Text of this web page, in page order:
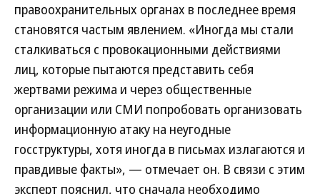
правоохранительных органах в последнее время
становятся частым явлением. «Иногда мы стали
сталкиваться с провокационными действиями
лиц, которые пытаются представить себя
жертвами режима и через общественные
организации или СМИ попробовать организовать
информационную атаку на неугодные
госструктуры, хотя иногда в письмах излагаются и
правдивые факты», — отмечает он. В связи с этим
эксперт пояснил, что сначала необходимо